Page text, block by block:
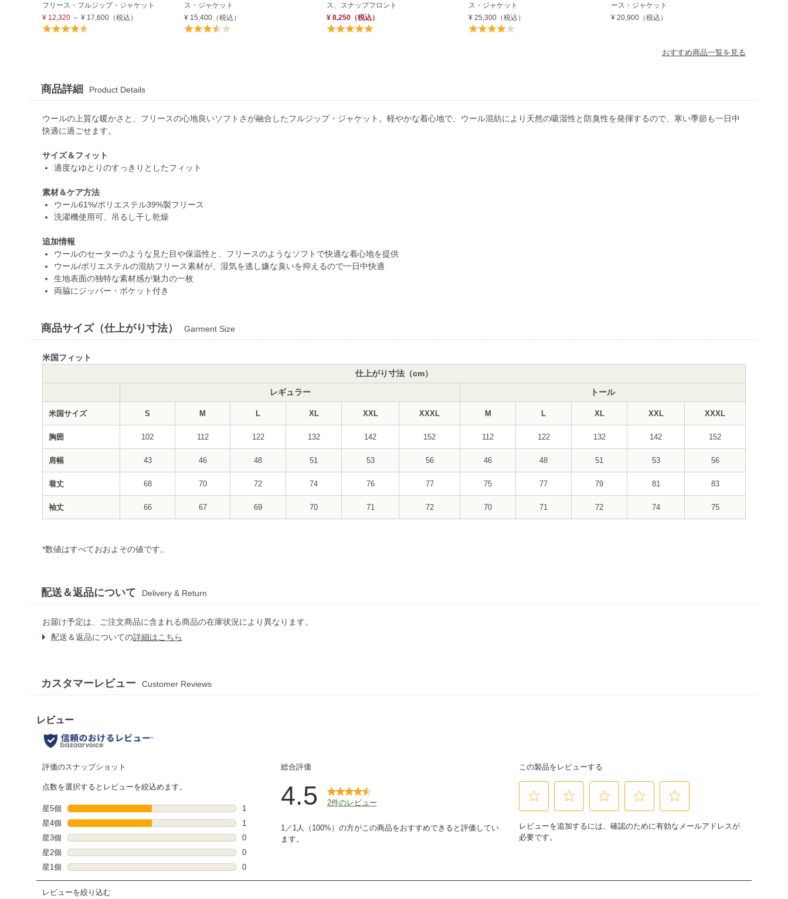
フリース・フルジップ・ジャケット
¥ 12,320 ～ ¥ 17,600 （税込）
ス・ジャケット
¥ 15,400 （税込）
ス、スナップフロント
¥ 8,250（税込）
ス・ジャケット
¥ 25,300 （税込）
ース・ジャケット
¥ 20,900（税込）
おすすめ商品一覧を見る
商品詳細 Product Details
ウールの上質な暖かさと、フリースの心地良いソフトさが融合したフルジップ・ジャケット。軽やかな着心地で、ウール混紡により天然の吸湿性と防臭性を発揮するので、寒い季節も一日中
快適に過ごせます。
サイズ＆フィット
適度なゆとりのすっきりとしたフィット
素材＆ケア方法
ウール61%/ポリエステル39%製フリース
洗濯機使用可、吊るし干し乾燥
追加情報
ウールのセーターのような見た目や保温性と、フリースのようなソフトで快適な着心地を提供
ウール/ポリエステルの混紡フリース素材が、湿気を逃し嫌な臭いを抑えるので一日中快適
生地表面の独特な素材感が魅力の一枚
両脇にジッパー・ポケット付き
商品サイズ（仕上がり寸法） Garment Size
米国フィット
仕上がり寸法（cm）
レギュラー
トール
米国サイズ S M L XL XXL XXXL M L XL XXL XXXL
胸囲 102 112 122 132 142 152 112 122 132 142 152
肩幅 43 46 48 51 53 56 46 48 51 53 56
着丈 68 70 72 74 76 77 75 77 79 81 83
袖丈 66 67 69 70 71 72 70 71 72 74 75
*数値はすべておおよその値です。
配送＆返品について Delivery & Return
お届け予定は、ご注文商品に含まれる商品の在庫状況により異なります。
配送＆返品についての詳細はこちら
カスタマーレビュー Customer Reviews